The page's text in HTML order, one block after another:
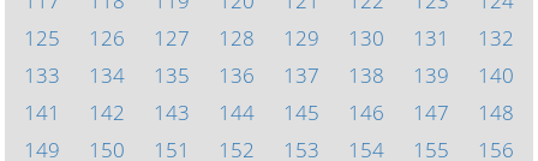
125
126 127 128 129 130 131
132
133
134 135 136 137 138 139
140
141
142 143 144 145 146 147
148
149
150 151 152 153 154 155
156